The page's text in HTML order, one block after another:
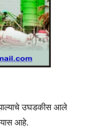
उघडकीस आले
आहे.